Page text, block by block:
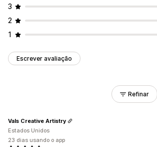
3
2
1
Escrever avaliação
Refinar
Vals Creative Artistry
Estados Unidos
23 dias usando o app